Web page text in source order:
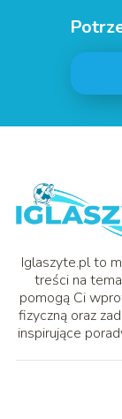
Iglaszyte.pl to
treści na
pomogą Ci
fizyczną oraz
inspirujące